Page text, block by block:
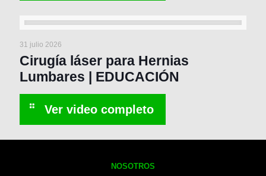
31 julio 2026
Cirugía láser para Hernias
Lumbares | EDUCACIÓN
NOSOTROS